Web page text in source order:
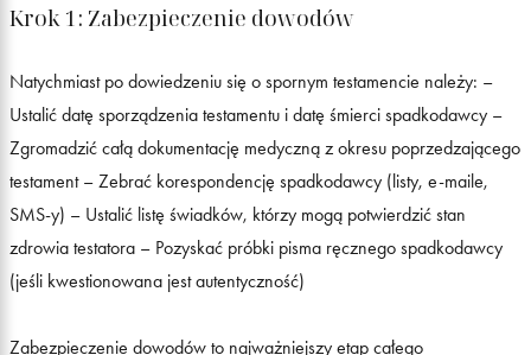
Krok 1: Zabezpieczenie dowodów
Natychmiast po dowiedzeniu się o spornym testamencie należy: –
Ustalić datę sporządzenia testamentu i datę śmierci spadkodawcy –
Zgromadzić całą dokumentację medyczną z okresu poprzedzającego
testament – Zebrać korespondencję spadkodawcy (listy, e-maile,
SMS-y) – Ustalić listę świadków, którzy mogą potwierdzić stan
zdrowia testatora – Pozyskać próbki pisma ręcznego spadkodawcy
(jeśli kwestionowana jest autentyczność)
Zabezpieczenie dowodów to najważniejszy etap całego